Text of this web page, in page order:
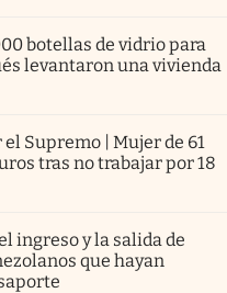
botellas de vidrio para
levantaron una vivienda
Supremo | Mujer de 61
tras no trabajar por 18
ingreso y la salida de
que hayan